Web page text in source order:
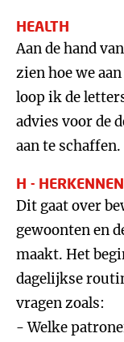
HEALTH
Aan de hand
zien hoe we
loop ik de
advies voor de
aan te schaffen.
H - HERKENNEN
Dit gaat over
gewoonten en
maakt. Het
dagelijkse
vragen zoals:
- Welke